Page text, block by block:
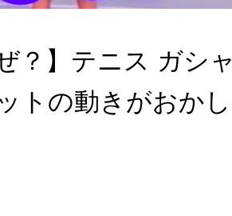
？】テニス ガシャ
トの動きがおかし